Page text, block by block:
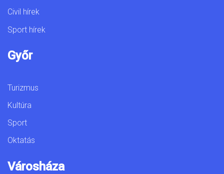
Civil hírek
Sport hírek
Győr
Turizmus
Kultúra
Sport
Oktatás
Városháza